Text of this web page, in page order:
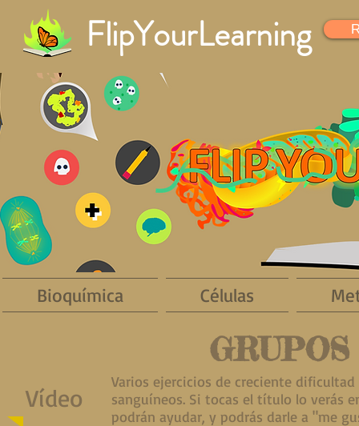
FlipYourLearning
Bioquímica Células
Vídeo
Varios ejercicios de creciente
sanguíneos. Si tocas el título lo verás
podrán ayudar, y podrás darle a "me